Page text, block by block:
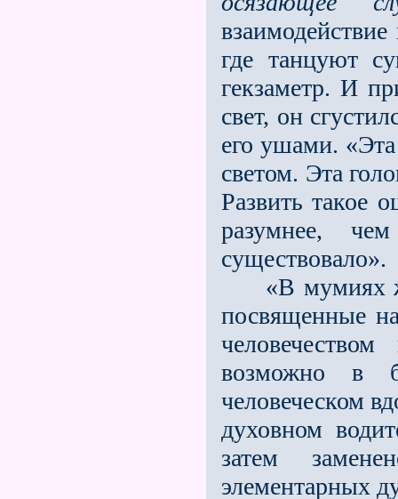
где танцуют
гекзаметр. И
свет, он
его ушами.
светом. Эта
Развить такое
разумнее,
существовало».
«В мумиях
посвященные
возможно в
человеческом
духовном
затем
элементарных